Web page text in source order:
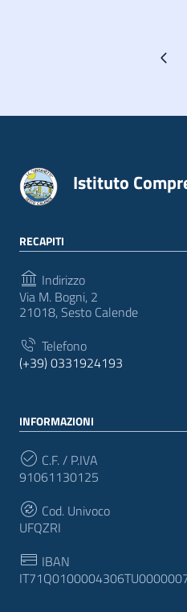
Pagina Pagina
Istituto
RECAPITI
Indirizzo
Via M. Bogni, 2
21018, Sesto Calende
Telefono
(+39) 0331924193
INFORMAZIONI
C.F. / P.IVA
91061130125
Cod. Univoco
UFQZRI
IBAN